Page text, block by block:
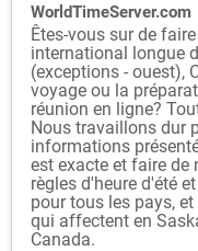
WorldTimeServer.com
Êtes-vous sur de
international longue
(exceptions - ouest),
voyage ou la
réunion en ligne?
Nous travaillons dur
informations
est exacte et faire de
règles d'heure d'été
pour tous les pays,
qui affectent en
Canada.